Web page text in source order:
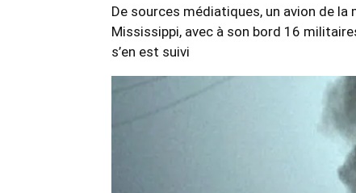
De sources médiatiques, un avion de la
Mississippi, avec à son bord 16
s’en est suivi